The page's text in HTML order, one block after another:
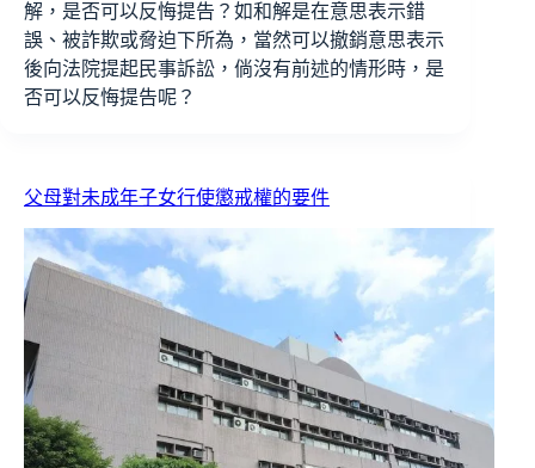
解，是否可以反悔提告？如和解是在意思表示錯
誤、被詐欺或脅迫下所為，當然可以撤銷意思表示
後向法院提起民事訴訟，倘沒有前述的情形時，是
否可以反悔提告呢？
父母對未成年子女行使懲戒權的要件